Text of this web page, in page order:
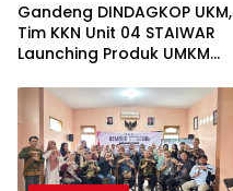
Gandeng DINDAGKOP UKM,
Tim KKN Unit 04 STAIWAR
Launching Produk UMKM